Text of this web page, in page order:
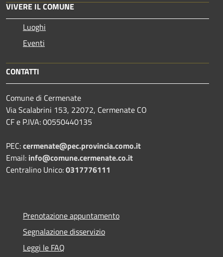
VIVERE IL COMUNE
Luoghi
Eventi
CONTATTI
Comune di Cermenate
Via Scalabrini 153, 22072, Cermenate CO
CF e P.IVA: 00550440135
PEC:cermenate@pec.provincia.como.it
Email: info@comune.cermenate.co.it
Centralino Unico:0317776111
Prenotazione appuntamento
Segnalazione disservizio
Leggi le FAQ